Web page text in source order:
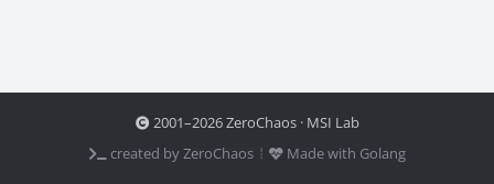
2001–2026 ZeroChaos · MSI Lab
created by ZeroChaos ⦙
Made with Golang